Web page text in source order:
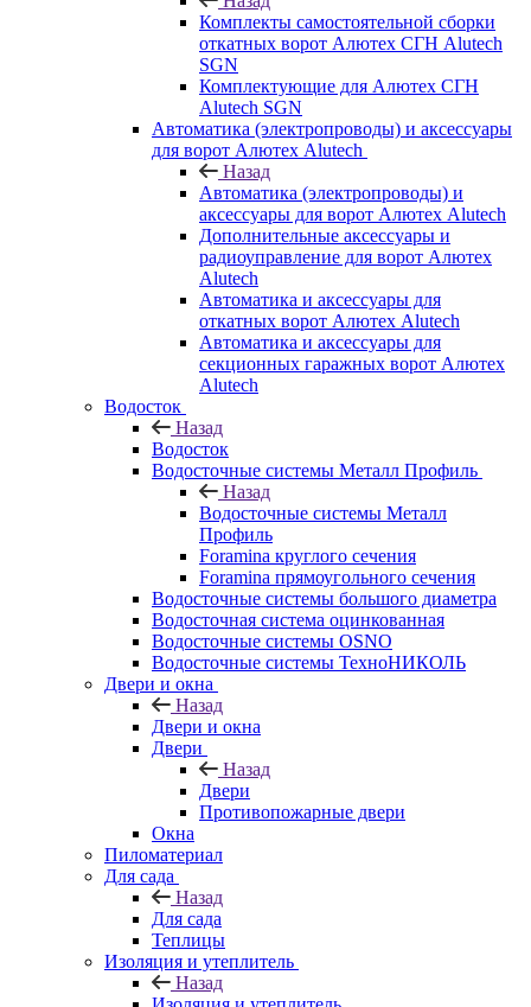
Комплекты самостоятельной сборки
откатных ворот Алютех СГН Alutech
SGN
Комплектующие для Алютех СГН
Alutech SGN
Автоматика (электропроводы) и аксессуары
для ворот Алютех Alutech
Назад
Автоматика (электропроводы) и
аксессуары для ворот Алютех Alutech
Дополнительные аксессуары и
радиоуправление для ворот Алютех
Alutech
Автоматика и аксессуары для
откатных ворот Алютех Alutech
Автоматика и аксессуары для
секционных гаражных ворот Алютех
Alutech
Водосток
Назад
Водосток
Водосточные системы Металл Профиль
Назад
Водосточные системы Металл
Профиль
Foramina круглого сечения
Foramina прямоугольного сечения
Водосточные системы большого диаметра
Водосточная система оцинкованная
Водосточные системы OSNO
Водосточные системы ТехноНИКОЛЬ
Двери и окна
Назад
Двери и окна
Двери
Назад
Двери
Противопожарные двери
Окна
Пиломатериал
Для сада
Назад
Для сада
Теплицы
Изоляция и утеплитель
Назад